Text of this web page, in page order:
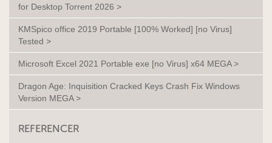
for Desktop Torrent 2026 >
KMSpico office 2019 Portable [100% Worked] [no Virus]
Tested >
Microsoft Excel 2021 Portable exe [no Virus] x64 MEGA >
Dragon Age: Inquisition Cracked Keys Crash Fix Windows
Version MEGA >
REFERENCER